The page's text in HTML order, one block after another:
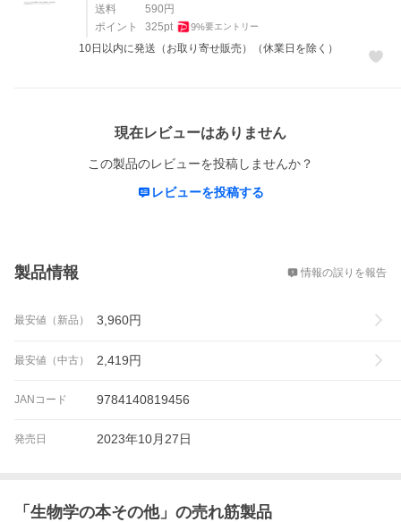
送料
590 円
ポイント
325pt 9%要エントリー
10日以内に発送（お取り寄せ販売）（休業日を除く）
現在レビューはありません
この製品のレビューを投稿しませんか？
レビューを投稿する
製品情報 情報の誤りを報告
最安値（新品） 3,960円
最安値（中古） 2,419円
JANコード 9784140819456
発売日 2023年10月27日
「 生物学の本その他」の売れ筋製品